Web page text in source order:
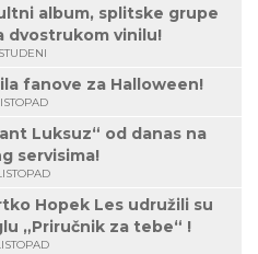
album, splitske grupe
dvostrukom vinilu!
fanove za Halloween!
Luksuz“ od danas na
servisima!
Hopek Les udružili su
„Priručnik za tebe“ !